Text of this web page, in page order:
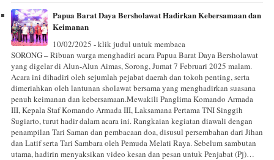
Papua Barat Daya Bersholawat Hadirkan Kebersamaan dan
Keimanan
10/02/2025 - klik judul untuk membaca
SORONG – Ribuan warga menghadiri acara Papua Barat Daya Bersholawat
yang digelar di Alun-Alun Aimas, Sorong, Jumat 7 Februari 2025 malam.
Acara ini dihadiri oleh sejumlah pejabat daerah dan tokoh penting, serta
dimeriahkan oleh lantunan sholawat bersama yang menghadirkan suasana
penuh keimanan dan kebersamaan.Mewakili Panglima Komando Armada
III, Kepala Staf Komando Armada III, Laksamana Pertama TNI Singgih
Sugiarto, turut hadir dalam acara ini. Rangkaian kegiatan diawali dengan
penampilan Tari Saman dan pembacaan doa, disusul persembahan dari Jihan
dan Latif serta Tari Sambara oleh Pemuda Melati Raya. Sebelum sambutan
utama, hadirin menyaksikan video kesan dan pesan untuk Penjabat (Pj)…